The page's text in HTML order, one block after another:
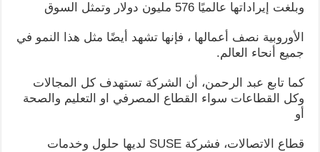
وبلغت إيراداتها عالميًا 576 مليون دولار وتمثل السوق
الأوروبية نصف أعمالها ، فإنها تشهد أيضًا مثل هذا النمو في
جميع أنحاء العالم.
كما تابع عبد الرحمن، أن الشركة تستهدف كل المجالات
وكل القطاعات سواء القطاع المصرفي او التعليم والصحة
أو
قطاع الاتصالات، فشركة SUSE لديها حلول وخدمات